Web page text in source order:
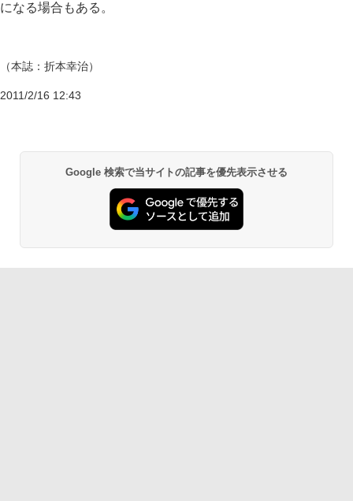
になる場合もある。
（本誌：折本幸治）
2011/2/16 12:43
Google 検索で当サイトの記事を優先表示させる